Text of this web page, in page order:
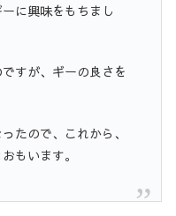
に興味をもちまし
すが、ギーの良さを
たので、これから、
もいます。